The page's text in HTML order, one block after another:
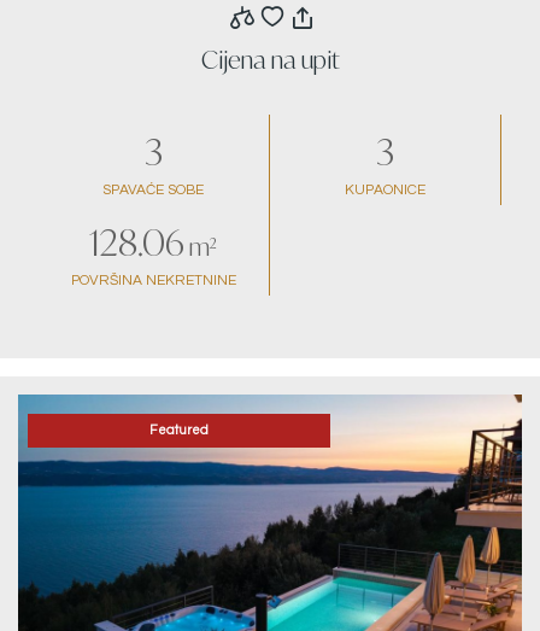
Cijena na upit
3
SPAVAĆE SOBE
3
KUPAONICE
128.06 m²
POVRŠINA NEKRETNINE
Featured